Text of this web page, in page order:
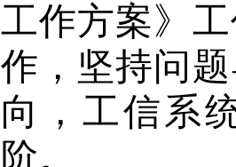
工作方案》
作，坚持问
向， 工信系
阶。